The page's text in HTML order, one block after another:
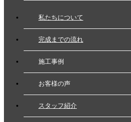
私たちについて
完成までの流れ
施工事例
お客様の声
スタッフ紹介